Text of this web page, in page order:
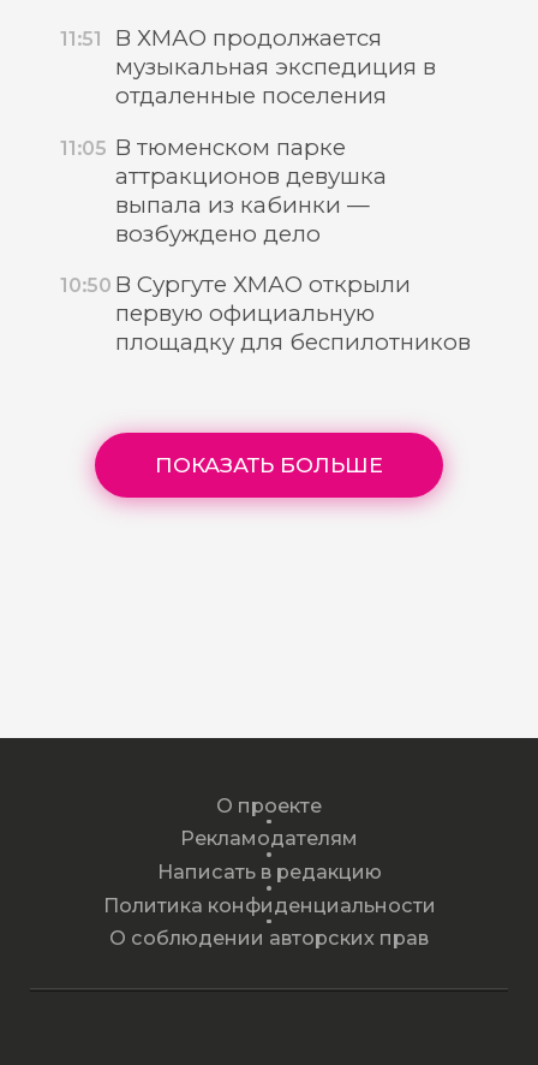
11:51
В ХМАО продолжается
музыкальная экспедиция в
отдаленные поселения
11:05 В тюменском парке
аттракционов девушка
выпала из кабинки —
возбуждено дело
10:50 В Сургуте ХМАО открыли
первую официальную
площадку для беспилотников
ПОКАЗАТЬ БОЛЬШЕ
О проекте
Рекламодателям
Написать в редакцию
Политика конфиденциальности
О соблюдении авторских прав